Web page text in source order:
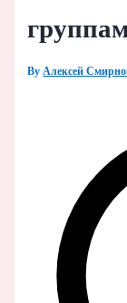
By Алексей